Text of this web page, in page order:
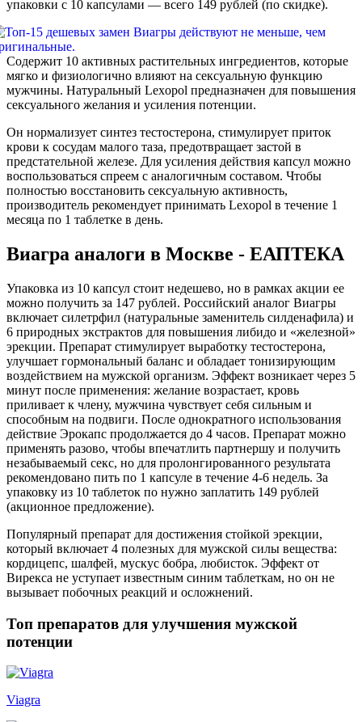
упаковки с 10 капсулами — всего 149 рублей (по скидке).
Содержит 10 активных растительных ингредиентов, которые
мягко и физиологично влияют на сексуальную функцию
мужчины. Натуральный Lexopol предназначен для повышения
сексуального желания и усиления потенции.
Он нормализует синтез тестостерона, стимулирует приток
крови к сосудам малого таза, предотвращает застой в
предстательной железе. Для усиления действия капсул можно
воспользоваться спреем с аналогичным составом. Чтобы
полностью восстановить сексуальную активность,
производитель рекомендует принимать Lexopol в течение 1
месяца по 1 таблетке в день.
Виагра аналоги в Москве - ЕАПТЕКА
Упаковка из 10 капсул стоит недешево, но в рамках акции ее
можно получить за 147 рублей. Российский аналог Виагры
включает силетрфил (натуральные заменитель силденафила) и
6 природных экстрактов для повышения либидо и «железной»
эрекции. Препарат стимулирует выработку тестостерона,
улучшает гормональный баланс и обладает тонизирующим
воздействием на мужской организм. Эффект возникает через 5
минут после применения: желание возрастает, кровь
приливает к члену, мужчина чувствует себя сильным и
способным на подвиги. После однократного использования
действие Эрокапс продолжается до 4 часов. Препарат можно
применять разово, чтобы впечатлить партнершу и получить
незабываемый секс, но для пролонгированного результата
рекомендовано пить по 1 капсуле в течение 4-6 недель. За
упаковку из 10 таблеток по нужно заплатить 149 рублей
(акционное предложение).
Популярный препарат для достижения стойкой эрекции,
который включает 4 полезных для мужской силы вещества:
кордицепс, шалфей, мускус бобра, любисток. Эффект от
Вирекса не уступает известным синим таблеткам, но он не
вызывает побочных реакций и осложнений.
Топ препаратов для улучшения мужской
потенции
Viagra